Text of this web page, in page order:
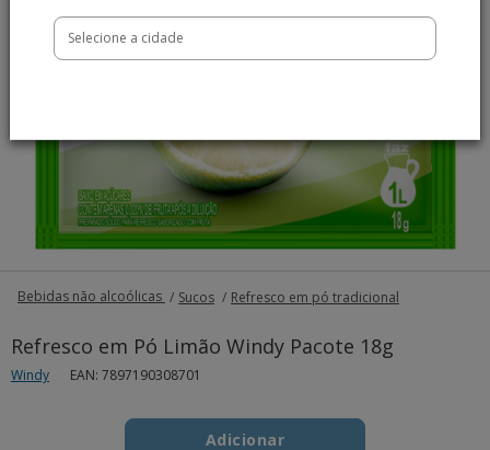
Bebidas não alcoólicas Sucos Refresco em pó tradicional
Refresco em Pó Limão Windy Pacote 18g
Windy EAN: 7897190308701
toProduct
Adicionar